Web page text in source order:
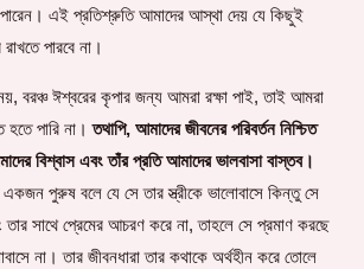
এই প্রতিশ্রুতি আমাদের আস্থা দেয় যে কিছুই
পারবে না।
বরঞ্চ ঈশ্বরের কৃপার জন্য আমরা রক্ষা পাই, তাই আমরা
হতে পারি না।তথাপি, আমাদের জীবনের পরিবর্তন নিশ্চিত
বিশ্বাস এবং তাঁর প্রতি আমাদের ভালবাসা বাস্তব।
পুরুষ বলে যে সে তার স্ত্রীকে ভালোবাসে কিন্তু সে
তার সাথে প্রেমের আচরণ করে না, তাহলে সে প্রমাণ করছে
না। তার জীবনধারা তার কথাকে অর্থহীন করে তোলে